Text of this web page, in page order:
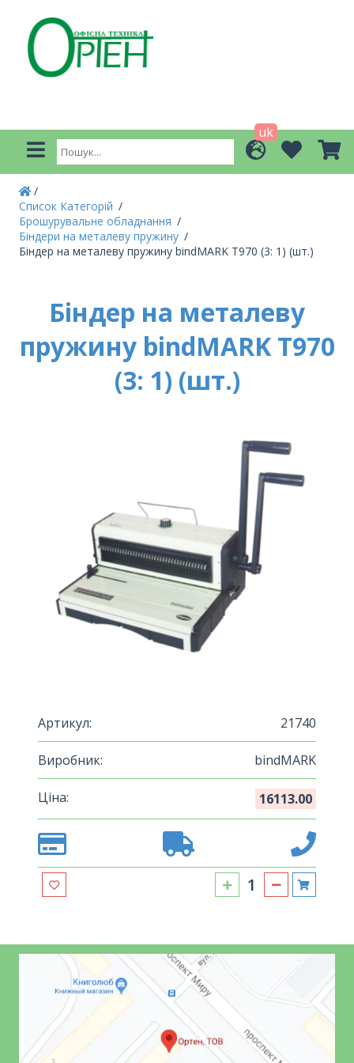
uk
Список Категорій
Брошурувальне обладнання
Біндери на металеву пружину
Біндер на металеву пружину bindMARK Т970 (3: 1) (шт.)
Біндер на металеву
пружину bindMARK Т970
(3: 1) (шт.)
Артикул: 21740
Виробник: bindMARK
Ціна: 16113.00